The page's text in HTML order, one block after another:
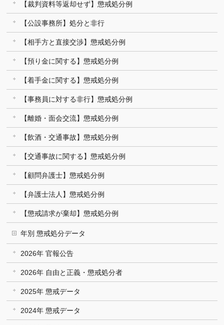
【裁判資料等返却せず】懲戒処分例
【公設事務所】処分と非行
【相手方と直接交渉】懲戒処分例
【預り金に関する】懲戒処分例
【着手金に関する】懲戒処分例
【事務員に対する非行】懲戒処分例
【離婚・面会交流】懲戒処分例
【飲酒・交通事故】懲戒処分例
【交通事故に関する】懲戒処分例
【顧問弁護士】懲戒処分例
【弁護士法人】懲戒処分例
【懲戒請求が棄却】懲戒処分例
年別 懲戒処分データ
2026年 官報公告
2026年 自由と正義・懲戒処分者
2025年 懲戒データ
2024年 懲戒データ